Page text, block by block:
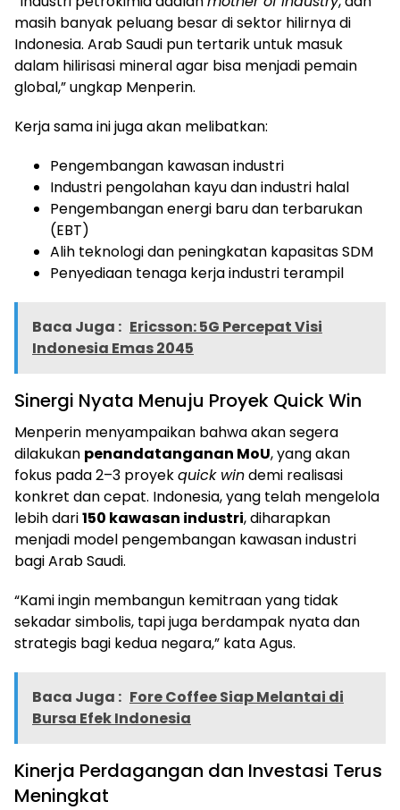
masih banyak peluang besar di sektor hilirnya di
Indonesia. Arab Saudi pun tertarik untuk masuk
dalam hilirisasi mineral agar bisa menjadi pemain
global,” ungkap Menperin.
Kerja sama ini juga akan melibatkan:
Pengembangan kawasan industri
Industri pengolahan kayu dan industri halal
Pengembangan energi baru dan terbarukan
(EBT)
Alih teknologi dan peningkatan kapasitas SDM
Penyediaan tenaga kerja industri terampil
Baca Juga : Ericsson: 5G Percepat Visi
Indonesia Emas 2045
Sinergi Nyata Menuju Proyek Quick Win
Menperin menyampaikan bahwa akan segera
dilakukan penandatanganan MoU, yang akan
fokus pada 2–3 proyekquick windemi realisasi
konkret dan cepat. Indonesia, yang telah mengelola
lebih dari150 kawasan industri, diharapkan
menjadi model pengembangan kawasan industri
bagi Arab Saudi.
“Kami ingin membangun kemitraan yang tidak
sekadar simbolis, tapi juga berdampak nyata dan
strategis bagi kedua negara,” kata Agus.
Baca Juga : Fore Coffee Siap Melantai di
Bursa Efek Indonesia
Kinerja Perdagangan dan Investasi Terus
Meningkat